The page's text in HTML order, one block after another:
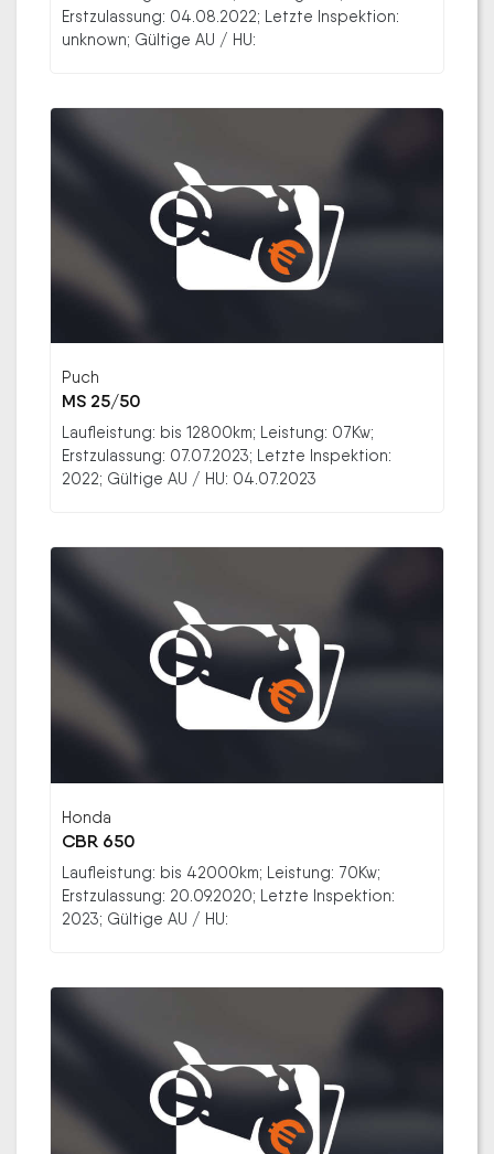
Erstzulassung: 04.08.2022; Letzte Inspektion:
unknown; Gültige AU / HU:
Puch
MS 25/50
Laufleistung: bis 12800km; Leistung: 07Kw;
Erstzulassung: 07.07.2023; Letzte Inspektion:
2022; Gültige AU / HU: 04.07.2023
Honda
CBR 650
Laufleistung: bis 42000km; Leistung: 70Kw;
Erstzulassung: 20.09.2020; Letzte Inspektion:
2023; Gültige AU / HU: